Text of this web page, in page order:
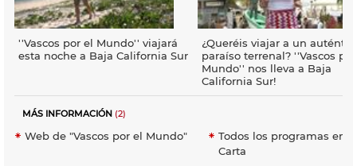
''Vascos por el Mundo'' viajará
esta noche a Baja California Sur
¿Queréis viajar a un
paraíso terrenal? ''Vascos
Mundo'' nos lleva a Baja
California Sur!
MÁS INFORMACIÓN (2)
Web de "Vascos por el Mundo"
Todos los programas en
Carta